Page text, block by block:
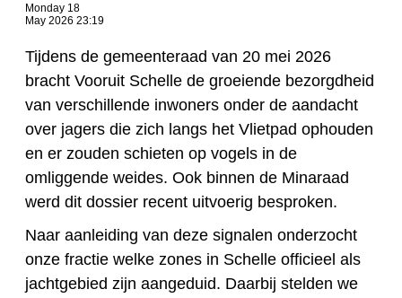
Monday 18
May 2026 23:19
Tijdens de gemeenteraad van 20 mei 2026
bracht Vooruit Schelle de groeiende bezorgdheid
van verschillende inwoners onder de aandacht
over jagers die zich langs het Vlietpad ophouden
en er zouden schieten op vogels in de
omliggende weides. Ook binnen de Minaraad
werd dit dossier recent uitvoerig besproken.
Naar aanleiding van deze signalen onderzocht
onze fractie welke zones in Schelle officieel als
jachtgebied zijn aangeduid. Daarbij stelden we